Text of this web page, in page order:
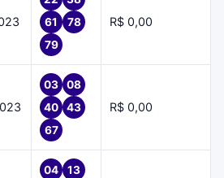
61
78
79
R$ 0,00
03
08
40
43
67
R$ 0,00
04
13